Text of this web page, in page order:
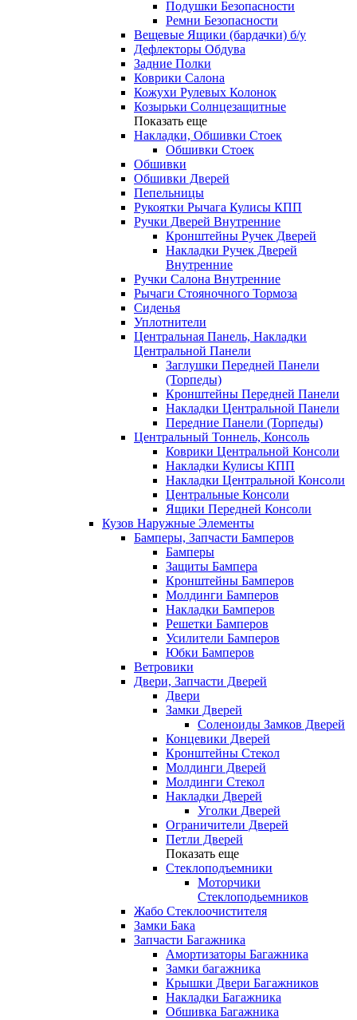
Подушки Безопасности
Ремни Безопасности
Вещевые Ящики (бардачки) б/у
Дефлекторы Обдува
Задние Полки
Коврики Салона
Кожухи Рулевых Колонок
Козырьки Солнцезащитные
Показать еще
Накладки, Обшивки Стоек
Обшивки Стоек
Обшивки
Обшивки Дверей
Пепельницы
Рукоятки Рычага Кулисы КПП
Ручки Дверей Внутренние
Кронштейны Ручек Дверей
Накладки Ручек Дверей
Внутренние
Ручки Салона Внутренние
Рычаги Стояночного Тормоза
Сиденья
Уплотнители
Центральная Панель, Накладки
Центральной Панели
Заглушки Передней Панели
(Торпеды)
Кронштейны Передней Панели
Накладки Центральной Панели
Передние Панели (Торпеды)
Центральный Тоннель, Консоль
Коврики Центральной Консоли
Накладки Кулисы КПП
Накладки Центральной Консоли
Центральные Консоли
Ящики Передней Консоли
Кузов Наружные Элементы
Бамперы, Запчасти Бамперов
Бамперы
Защиты Бампера
Кронштейны Бамперов
Молдинги Бамперов
Накладки Бамперов
Решетки Бамперов
Усилители Бамперов
Юбки Бамперов
Ветровики
Двери, Запчасти Дверей
Двери
Замки Дверей
Соленоиды Замков Дверей
Концевики Дверей
Кронштейны Стекол
Молдинги Дверей
Молдинги Стекол
Накладки Дверей
Уголки Дверей
Ограничители Дверей
Петли Дверей
Показать еще
Стеклоподъемники
Моторчики
Стеклоподьемников
Жабо Стеклоочистителя
Замки Бака
Запчасти Багажника
Амортизаторы Багажника
Замки багажника
Крышки Двери Багажников
Накладки Багажника
Обшивка Багажника